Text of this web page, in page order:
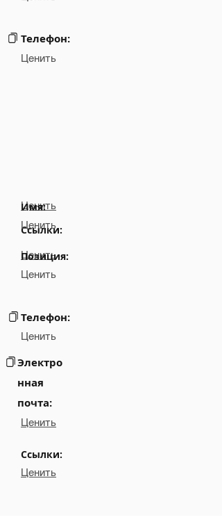
Телефон:
Ценить
Ценить
Ссылки:
Ценить
Имя:
Ценить
Позиция:
Ценить
Телефон:
Ценить
Электро
нная
почта:
Ценить
Ссылки:
Ценить